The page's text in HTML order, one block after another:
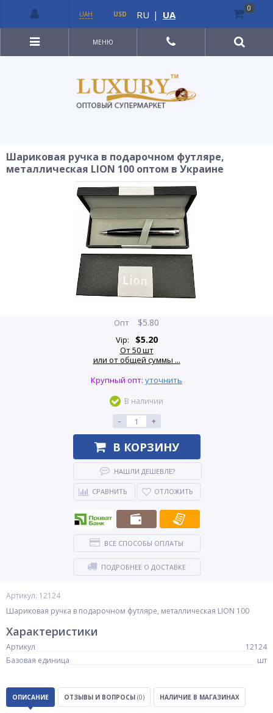
МЕНЮ
Шариковая ручка в подарочном футляре,
металлическая LION 100 оптом в Украине
Артикул: 12124
Шариковая ручка в подарочном футляре, металлическая LION 100
Опт $5.80
Vip: $5.20
От 50 шт
или от общей суммы ...
Крупный опт: уточнить
В наличии
-
+
В КОРЗИНУ
НАШЛИ ДЕШЕВЛЕ?
СРАВНИТЬ ОТЛОЖИТЬ
ВСЕ СПОСОБЫ ОПЛАТЫ
ПОДРОБНЕЕ О ДОСТАВКЕ
Характеристики
Артикул
12124
Базовая единица
шт
ОПИСАНИЕ ОТЗЫВЫ И ВОПРОСЫ (0) НАЛИЧИЕ В МАГАЗИНАХ
UAH USD RU | UA
0